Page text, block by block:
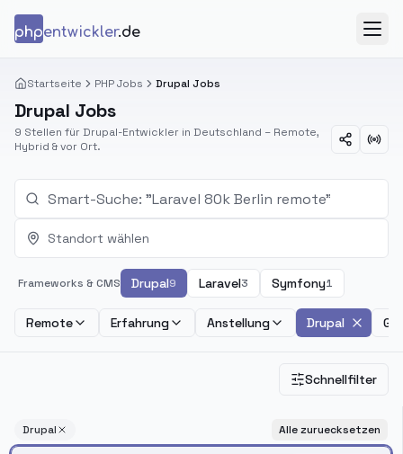
phpentwickler.de
Startseite PHP Jobs Drupal Jobs
Drupal Jobs
9 Stellen für Drupal-Entwickler in Deutschland – Remote,
Hybrid & vor Ort.
Standort wählen
Frameworks & CMS Drupal9 Laravel3 Symfony1
Remote Erfahrung Anstellung Drupal
Schnellfilter
Drupal Alle zuruecksetzen